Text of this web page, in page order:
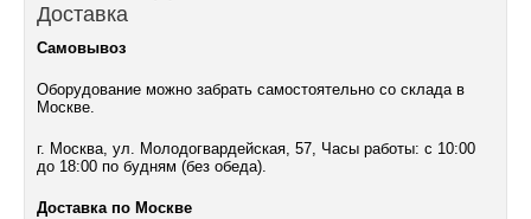
Доставка
Самовывоз
Оборудование можно забрать самостоятельно со склада в
Москве.
г. Москва, ул. Молодогвардейская, 57, Часы работы: с 10:00
до 18:00 по будням (без обеда).
Доставка по Москве